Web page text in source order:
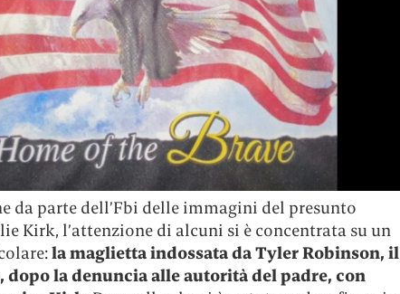
da parte dell’Fbi delle immagini del presunto
Kirk, l’attenzione di alcuni si è concentrata su un
la maglietta indossata da Tyler Robinson, il
dopo la denuncia alle autorità del padre, con